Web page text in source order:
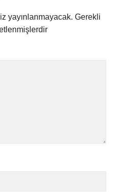
yayınlanmayacak. Gerekli